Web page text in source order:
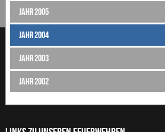
Jahr 2005
Jahr 2004
Jahr 2003
Jahr 2002